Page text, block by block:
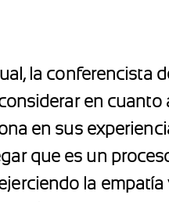
la conferencista
en cuanto
en sus
que es un
la empatía